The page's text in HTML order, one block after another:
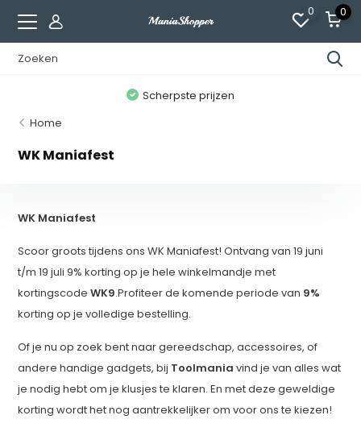
0 0
Scherpste prijzen
Home
WK Maniafest
WK Maniafest
Scoor groots tijdens ons WK Maniafest! Ontvang van 19 juni
t/m 19 juli 9% korting op je hele winkelmandje met
kortingscodeWK9.Profiteer de komende periode van 9%
korting op je volledige bestelling.
Of je nu op zoek bent naar gereedschap, accessoires, of
andere handige gadgets, bij Toolmania vind je van alles wat
je nodig hebt om je klusjes te klaren. En met deze geweldige
korting wordt het nog aantrekkelijker om voor ons te kiezen!